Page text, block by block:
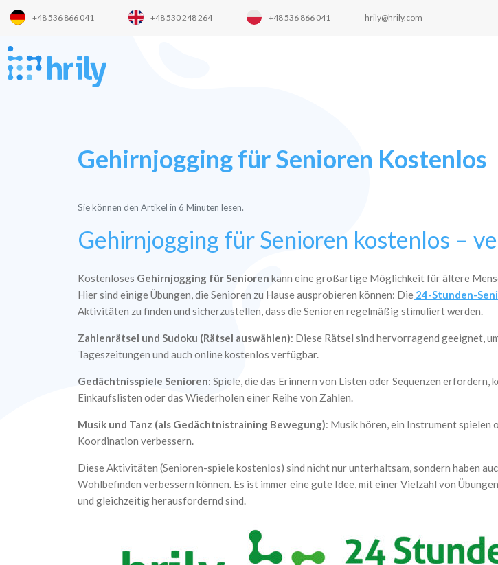
+48 536 866 041 +48 530 248 264 +48 536 866 041 hrily@hrily.com
Gehirnjogging für Senioren Kostenlos
Sie können den Artikel in 6 Minuten lesen.
Gehirnjogging für Senioren kostenlos –
Kostenloses Gehirnjogging für Senioren kann eine großartige Möglichkeit für ältere
Hier sind einige Übungen, die Senioren zu Hause ausprobieren können: Die 24-Stunden-
Aktivitäten zu finden und sicherzustellen, dass die Senioren regelmäßig stimuliert werden.
Zahlenrätsel und Sudoku (Rätsel auswählen): Diese Rätsel sind hervorragend geeignet,
Tageszeitungen und auch online kostenlos verfügbar.
Gedächtnisspiele Senioren: Spiele, die das Erinnern von Listen oder Sequenzen
Einkaufslisten oder das Wiederholen einer Reihe von Zahlen.
Musik und Tanz (als Gedächtnistraining Bewegung): Musik hören, ein Instrument spielen
Koordination verbessern.
Diese Aktivitäten (Senioren-spiele kostenlos) sind nicht nur unterhaltsam, sondern haben
Wohlbefinden verbessern können. Es ist immer eine gute Idee, mit einer Vielzahl von
und gleichzeitig herausfordernd sind.